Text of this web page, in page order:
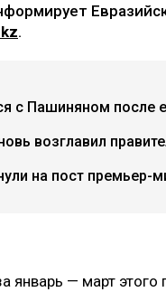
.
с Пашиняном после
возглавил
на пост премьер-
январь — март